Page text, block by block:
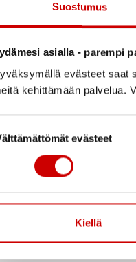
Suostumus
asialla - parempi
evästeet saat
kehittämään palvelua.
evästeet
Kiellä
15:30,
yhteen tai kaikkiin
tukee)
Norma Mäkynen
tai